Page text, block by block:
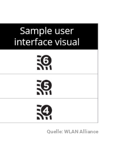
Quelle: WLAN Alliance